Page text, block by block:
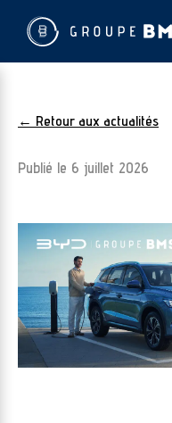
← Retour aux actualités
Publié le 6 juillet 2026